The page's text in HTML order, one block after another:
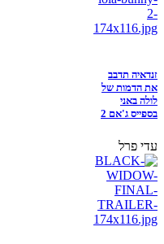
זנדאיה תדבב
את הדמות של
לולה באני
בספייס ג'אם 2
עדי פרל